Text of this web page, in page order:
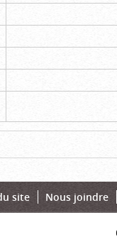
site Nous joindre